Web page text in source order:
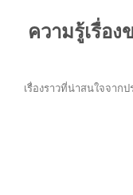
ความรู้เรื่อ
เรื่องราวที่น่าสนใจจาก